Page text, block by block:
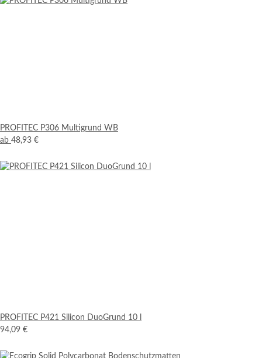
PROFITEC P306 Multigrund WB
ab 48,93 €
PROFITEC P421 Silicon DuoGrund 10 l
94,09 €